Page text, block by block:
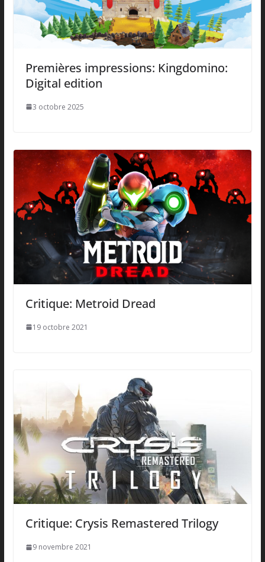
Premières impressions: Kingdomino:
Digital edition
3 octobre 2025
Critique: Metroid Dread
19 octobre 2021
Critique: Crysis Remastered Trilogy
9 novembre 2021